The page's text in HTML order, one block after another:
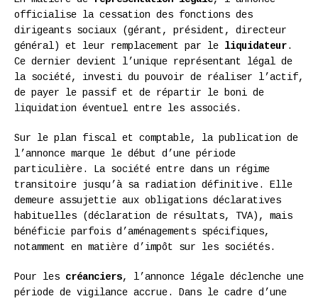
officialise la cessation des fonctions des
dirigeants sociaux (gérant, président, directeur
général) et leur remplacement par le liquidateur.
Ce dernier devient l’unique représentant légal de
la société, investi du pouvoir de réaliser l’actif,
de payer le passif et de répartir le boni de
liquidation éventuel entre les associés.
Sur le plan fiscal et comptable, la publication de
l’annonce marque le début d’une période
particulière. La société entre dans un régime
transitoire jusqu’à sa radiation définitive. Elle
demeure assujettie aux obligations déclaratives
habituelles (déclaration de résultats, TVA), mais
bénéficie parfois d’aménagements spécifiques,
notamment en matière d’impôt sur les sociétés.
Pour les créanciers, l’annonce légale déclenche une
période de vigilance accrue. Dans le cadre d’une